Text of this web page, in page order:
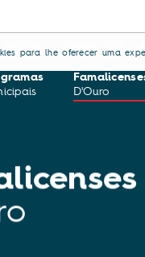
para lhe oferecer uma
APOIOS CONTACTOS
D'Ouro